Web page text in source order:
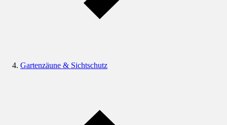
Gartenzäune & Sichtschutz